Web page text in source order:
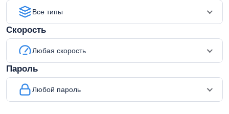
Все типы
Скорость
Любая скорость
Пароль
Любой пароль